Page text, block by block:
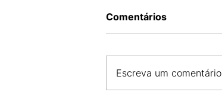
Comentários
Escreva um comentário